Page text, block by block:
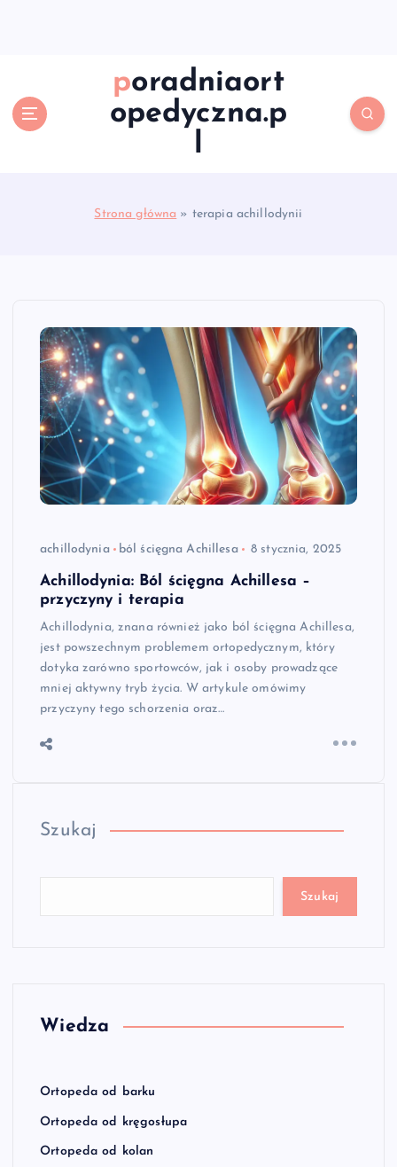
poradniaort
opedyczna.p
l
Strona główna » terapia achillodynii
achillodynia ból ścięgna Achillesa 8 stycznia, 2025
Achillodynia: Ból ścięgna Achillesa –
przyczyny i terapia
Achillodynia, znana również jako ból ścięgna Achillesa,
jest powszechnym problemem ortopedycznym, który
dotyka zarówno sportowców, jak i osoby prowadzące
mniej aktywny tryb życia. W artykule omówimy
przyczyny tego schorzenia oraz…
Szukaj
Szukaj
Wiedza
Ortopeda od barku
Ortopeda od kręgosłupa
Ortopeda od kolan